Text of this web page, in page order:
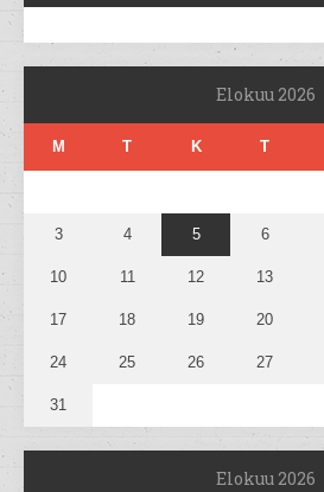
Elokuu 2026
M T K T
3 4 5 6
10 11 12 13
17 18 19 20
24 25 26 27
31
Elokuu 2026